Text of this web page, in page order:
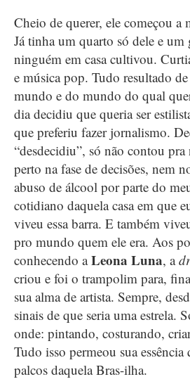
Cheio de querer, ele começou a
Já tinha um quarto só dele e um
ninguém em casa cultivou.
e música pop. Tudo resultado
mundo e do mundo do qual
dia decidiu que queria ser
que preferiu fazer jornalismo.
“desdecidiu”, só não contou
perto na fase de decisões, nem
abuso de álcool por parte do
cotidiano daquela casa em que
viveu essa barra. E também
pro mundo quem ele era. Aos
conhecendo aLeona Luna, a
criou e foi o trampolim para,
sua alma de artista. Sempre,
sinais de que seria uma estrela.
onde: pintando, costurando,
Tudo isso permeou sua
palcos daquela Bras-ilha.